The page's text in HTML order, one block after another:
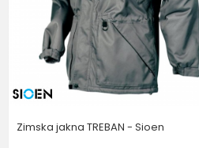
POŠALJI
Zimska jakna TREBAN - Sioen